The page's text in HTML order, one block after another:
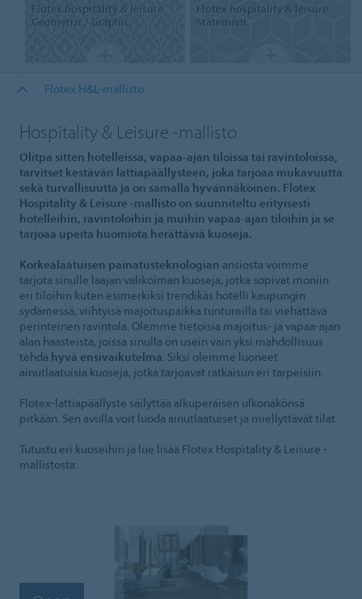
Flotex hospitality & leisure
Geometric / Graphic
Flotex hospitality & leisure
Statement
Flotex H&L-mallisto
Hospitality & Leisure -mallisto
Olitpa sitten hotelleissa, vapaa-ajan tiloissa tai ravintoloissa,
tarvitset kestävän lattiapäällysteen, joka tarjoaa mukavuutta
sekä turvallisuutta ja on samalla hyvännäköinen. Flotex
Hospitality & Leisure -mallisto on suunniteltu erityisesti
hotelleihin, ravintoloihin ja muihin vapaa-ajan tiloihin ja se
tarjoaa upeita huomiota herättäviä kuoseja.
Korkealaatuisen painatusteknologian ansiosta voimme
tarjota sinulle laajan valikoiman kuoseja, jotka sopivat moniin
eri tiloihin kuten esimerkiksi trendikäs hotelli kaupungin
sydämessä, viihtyisä majoituspaikka tuntureilla tai viehättävä
perinteinen ravintola. Olemme tietoisia majoitus- ja vapaa-ajan
alan haasteista, joissa sinulla on usein vain yksi mahdollisuus
tehdä hyvä ensivaikutelma. Siksi olemme luoneet
ainutlaatuisia kuoseja, jotka tarjoavat ratkaisun eri tarpeisiin.
Flotex-lattiapäällyste säilyttää alkuperäisen ulkonäkönsä
pitkään. Sen avulla voit luoda ainutlaatuiset ja miellyttävät tilat.
Tutustu eri kuoseihin ja lue lisää Flotex Hospitality & Leisure -
mallistosta: